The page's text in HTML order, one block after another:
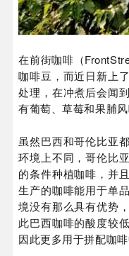
在前街咖啡（
咖啡豆，而近日新上
处理，在冲煮后会闻
有葡萄、草莓和果脯风
虽然巴西和哥伦比亚
环境上不同，哥伦比
的条件种植咖啡，并
生产的咖啡能用于单
境没有那么具有优势
此巴西咖啡的酸度较
因此更多用于拼配咖啡